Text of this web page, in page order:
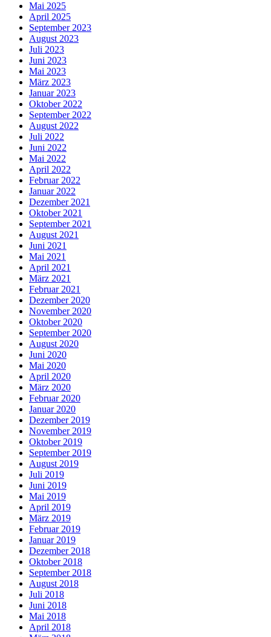
Mai 2025
April 2025
September 2023
August 2023
Juli 2023
Juni 2023
Mai 2023
März 2023
Januar 2023
Oktober 2022
September 2022
August 2022
Juli 2022
Juni 2022
Mai 2022
April 2022
Februar 2022
Januar 2022
Dezember 2021
Oktober 2021
September 2021
August 2021
Juni 2021
Mai 2021
April 2021
März 2021
Februar 2021
Dezember 2020
November 2020
Oktober 2020
September 2020
August 2020
Juni 2020
Mai 2020
April 2020
März 2020
Februar 2020
Januar 2020
Dezember 2019
November 2019
Oktober 2019
September 2019
August 2019
Juli 2019
Juni 2019
Mai 2019
April 2019
März 2019
Februar 2019
Januar 2019
Dezember 2018
Oktober 2018
September 2018
August 2018
Juli 2018
Juni 2018
Mai 2018
April 2018